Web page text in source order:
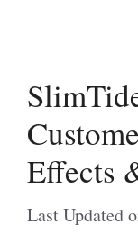
Effects
Last Updated